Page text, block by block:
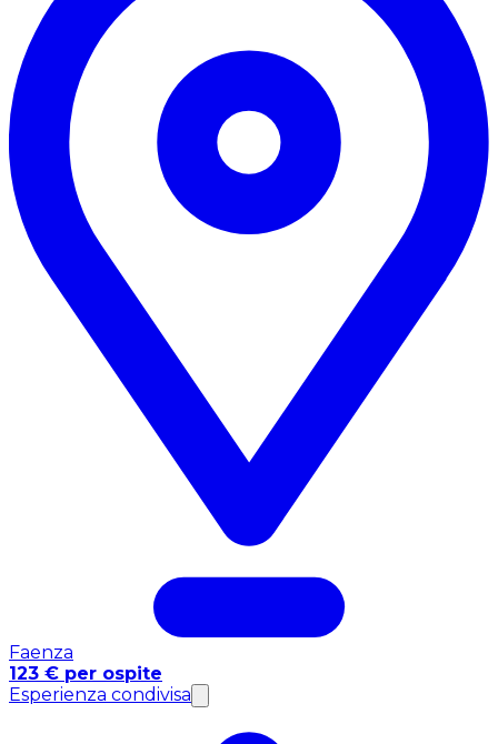
Faenza
123 € per ospite
Esperienza condivisa